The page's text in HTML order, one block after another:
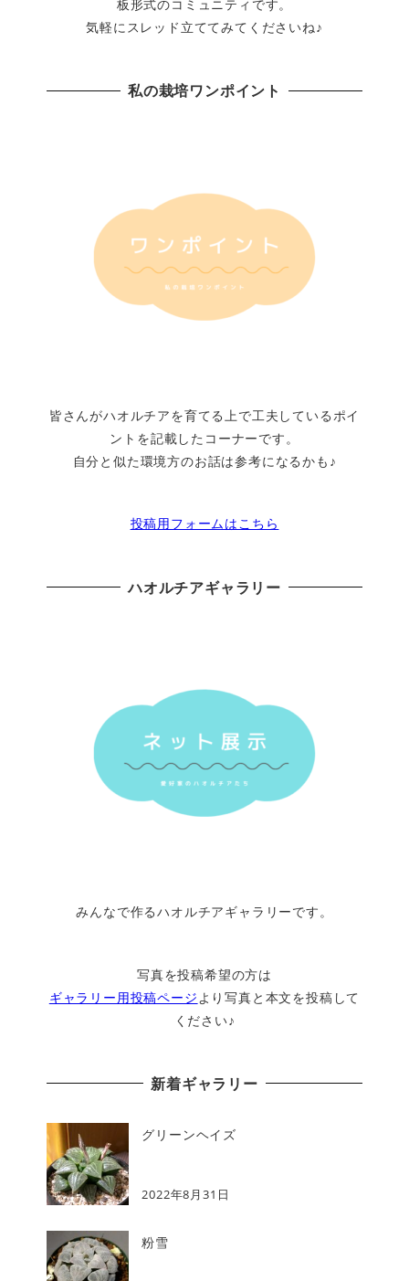
板形式のコミュニティです。
気軽にスレッド立ててみてくださいね♪
私の栽培ワンポイント
皆さんがハオルチアを育てる上で工夫しているポイ
ントを記載したコーナーです。
自分と似た環境方のお話は参考になるかも♪
投稿用フォームはこちら
ハオルチアギャラリー
みんなで作るハオルチアギャラリーです。
写真を投稿希望の方は
ギャラリー用投稿ページ より写真と本文を投稿して
ください♪
新着ギャラリー
グリーンヘイズ
2022年8月31日
粉雪